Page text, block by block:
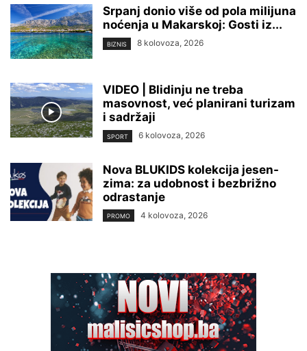
Srpanj donio više od pola milijuna
noćenja u Makarskoj: Gosti iz...
BIZNIS 8 kolovoza, 2026
VIDEO | Blidinju ne treba
masovnost, već planirani turizam
i sadržaji
SPORT 6 kolovoza, 2026
Nova BLUKIDS kolekcija jesen-
zima: za udobnost i bezbrižno
odrastanje
PROMO 4 kolovoza, 2026